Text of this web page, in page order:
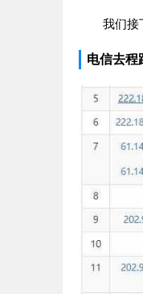
我们接
电信去程